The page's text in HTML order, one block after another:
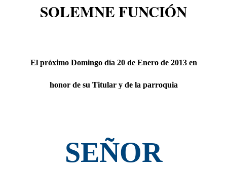
SOLEMNE FUNCIÓN
El próximo Domingo día 20 de Enero de 2013 en
honor de su Titular y de la parroquia
SEÑOR